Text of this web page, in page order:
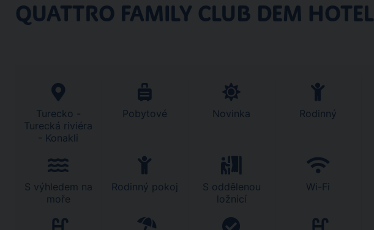
QUATTRO FAMILY CLUB DEM HOTEL
Turecko -
Turecká riviéra
- Konakli
Pobytové Novinka Rodinný
S výhledem na
moře
Rodinný pokoj
S oddělenou
ložnicí
Wi-Fi